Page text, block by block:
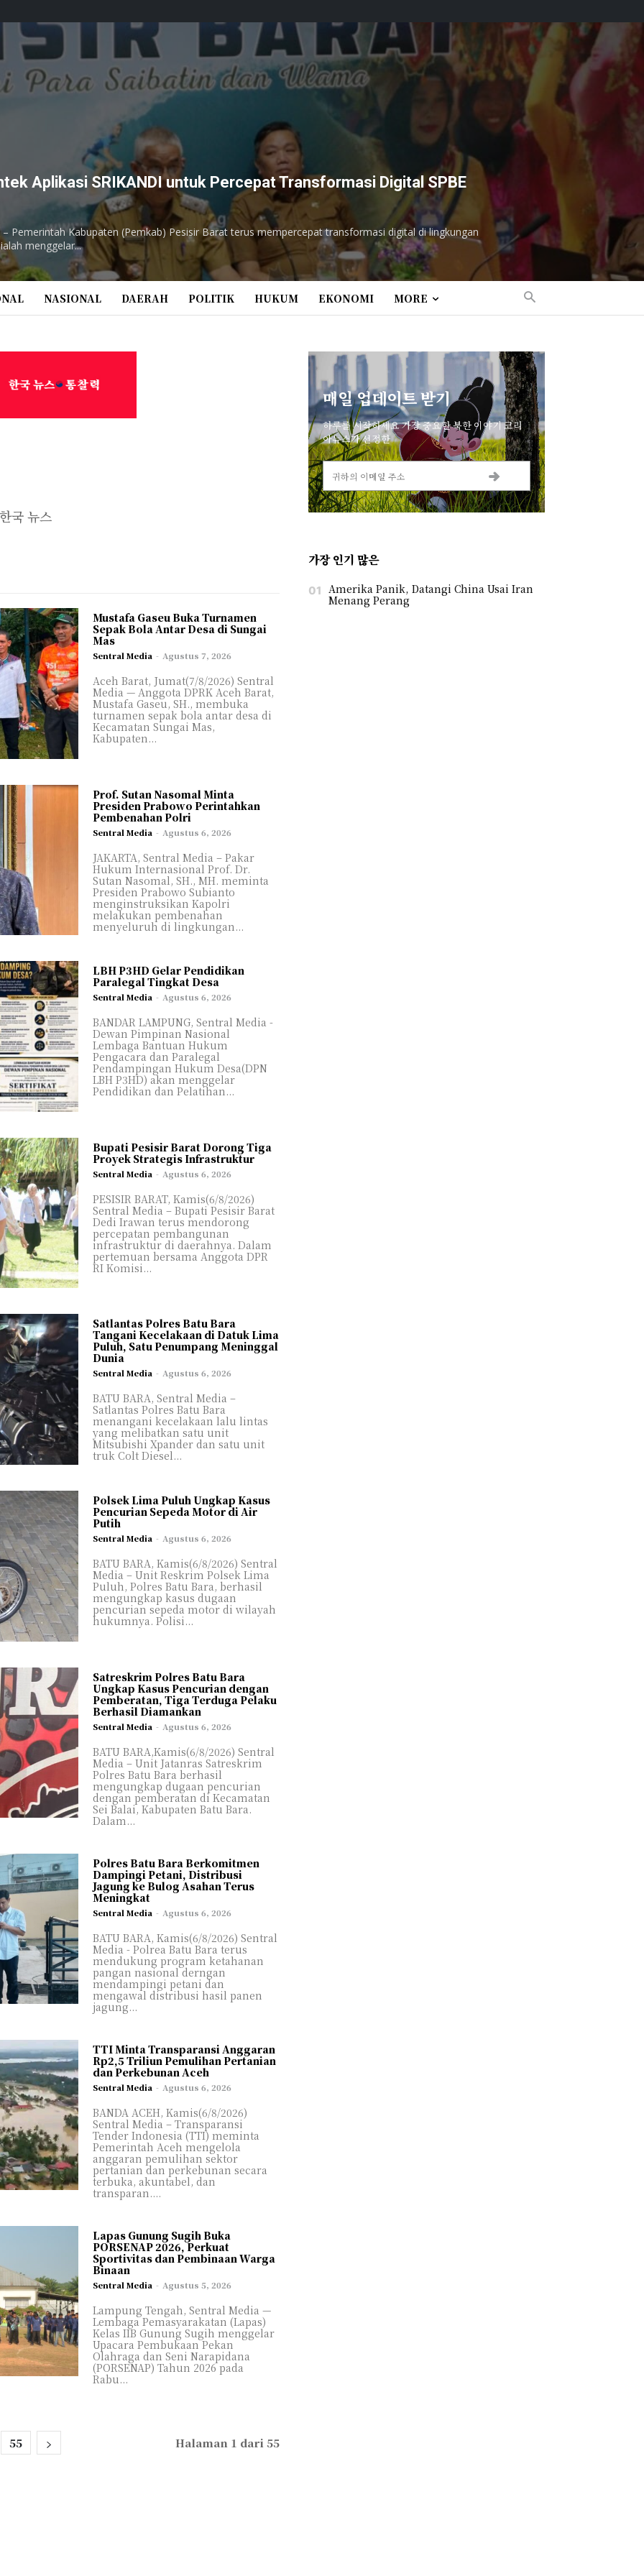
FEATURE
KAMI
FEATURE
KAMI
Aplikasi SRIKANDI untuk Percepat Transformasi Digital SPBE
– Pemerintah Kabupaten (Pemkab) Pesisir Barat terus mempercepat transformasi digital di lingkungan
menggelar...
NASIONAL DAERAH POLITIK HUKUM EKONOMI MORE
국 뉴스
Mustafa Gaseu Buka Turnamen
Sepak Bola Antar Desa di Sungai
Mas
Sentral Media - Agustus 7, 2026
Aceh Barat, Jumat(7/8/2026) Sentral
Media — Anggota DPRK Aceh Barat,
Mustafa Gaseu, SH., membuka
turnamen sepak bola antar desa di
Kecamatan Sungai Mas,
Kabupaten...
Prof. Sutan Nasomal Minta
Presiden Prabowo Perintahkan
Pembenahan Polri
Sentral Media - Agustus 6, 2026
JAKARTA, Sentral Media – Pakar
Hukum Internasional Prof. Dr.
Sutan Nasomal, SH., MH. meminta
Presiden Prabowo Subianto
menginstruksikan Kapolri
melakukan pembenahan
menyeluruh di lingkungan...
LBH P3HD Gelar Pendidikan
Paralegal Tingkat Desa
Sentral Media - Agustus 6, 2026
BANDAR LAMPUNG, Sentral Media -
Dewan Pimpinan Nasional
Lembaga Bantuan Hukum
Pengacara dan Paralegal
Pendampingan Hukum Desa(DPN
LBH P3HD) akan menggelar
Pendidikan dan Pelatihan...
Bupati Pesisir Barat Dorong Tiga
Proyek Strategis Infrastruktur
Sentral Media - Agustus 6, 2026
PESISIR BARAT, Kamis(6/8/2026)
Sentral Media – Bupati Pesisir Barat
Dedi Irawan terus mendorong
percepatan pembangunan
infrastruktur di daerahnya. Dalam
pertemuan bersama Anggota DPR
RI Komisi...
Satlantas Polres Batu Bara
Tangani Kecelakaan di Datuk Lima
Puluh, Satu Penumpang Meninggal
Dunia
Sentral Media - Agustus 6, 2026
BATU BARA, Sentral Media –
Satlantas Polres Batu Bara
menangani kecelakaan lalu lintas
yang melibatkan satu unit
Mitsubishi Xpander dan satu unit
truk Colt Diesel...
Polsek Lima Puluh Ungkap Kasus
Pencurian Sepeda Motor di Air
Putih
Sentral Media - Agustus 6, 2026
BATU BARA, Kamis(6/8/2026) Sentral
Media – Unit Reskrim Polsek Lima
Puluh, Polres Batu Bara, berhasil
mengungkap kasus dugaan
pencurian sepeda motor di wilayah
hukumnya. Polisi...
Satreskrim Polres Batu Bara
Ungkap Kasus Pencurian dengan
Pemberatan, Tiga Terduga Pelaku
Berhasil Diamankan
Sentral Media - Agustus 6, 2026
BATU BARA,Kamis(6/8/2026) Sentral
Media – Unit Jatanras Satreskrim
Polres Batu Bara berhasil
mengungkap dugaan pencurian
dengan pemberatan di Kecamatan
Sei Balai, Kabupaten Batu Bara.
Dalam...
Polres Batu Bara Berkomitmen
Dampingi Petani, Distribusi
Jagung ke Bulog Asahan Terus
Meningkat
Sentral Media - Agustus 6, 2026
BATU BARA, Kamis(6/8/2026) Sentral
Media - Polrea Batu Bara terus
mendukung program ketahanan
pangan nasional derngan
mendampingi petani dan
mengawal distribusi hasil panen
jagung...
TTI Minta Transparansi Anggaran
Rp2,5 Triliun Pemulihan Pertanian
dan Perkebunan Aceh
Sentral Media - Agustus 6, 2026
BANDA ACEH, Kamis(6/8/2026)
Sentral Media – Transparansi
Tender Indonesia (TTI) meminta
Pemerintah Aceh mengelola
anggaran pemulihan sektor
pertanian dan perkebunan secara
terbuka, akuntabel, dan
transparan....
Lapas Gunung Sugih Buka
PORSENAP 2026, Perkuat
Sportivitas dan Pembinaan Warga
Binaan
Sentral Media - Agustus 5, 2026
Lampung Tengah, Sentral Media —
Lembaga Pemasyarakatan (Lapas)
Kelas IIB Gunung Sugih menggelar
Upacara Pembukaan Pekan
Olahraga dan Seni Narapidana
(PORSENAP) Tahun 2026 pada
Rabu...
55 Halaman 1 dari 55
매일 업데이트 받기
하루를 시작하세요 가장 중요한 북한 이야기 코리
아뉴스가 선정한
가장 인기 많은
Amerika Panik, Datangi China Usai Iran
Menang Perang